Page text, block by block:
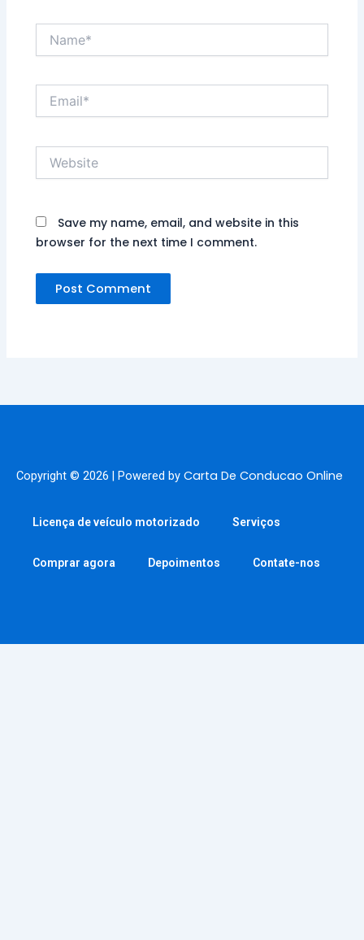
Email*
Save my name, email, and website in this
browser for the next time I comment.
Copyright © 2026 | Powered by Carta De Conducao Online
Licença de veículo motorizado Serviços
Comprar agora Depoimentos Contate-nos